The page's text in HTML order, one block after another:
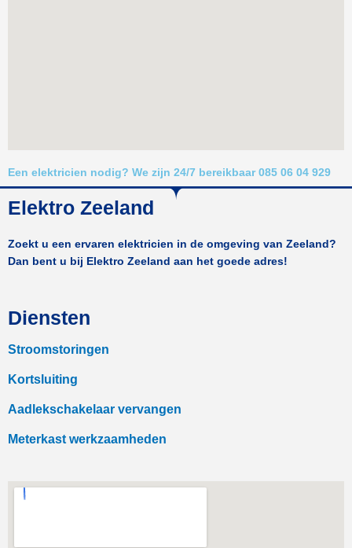
Een elektricien nodig? We zijn 24/7 bereikbaar 085 06 04 929
Elektro Zeeland
Zoekt u een ervaren elektricien in de omgeving van Zeeland?
Dan bent u bij Elektro Zeeland aan het goede adres!
Diensten
Stroomstoringen
Kortsluiting
Aadlekschakelaar vervangen
Meterkast werkzaamheden